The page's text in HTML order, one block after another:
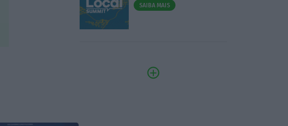
SAIBA MAIS